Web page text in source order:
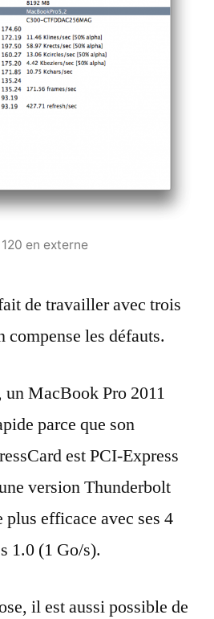
120 en externe
de travailler avec trois
compense les défauts.
un MacBook Pro 2011
parce que son
est PCI-Express
version Thunderbolt
plus efficace avec ses 4
1.0 (1 Go/s).
il est aussi possible de